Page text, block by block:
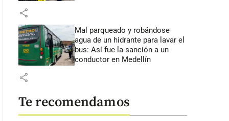
share
Mal parqueado y robándose
agua de un hidrante para lavar el
bus: Así fue la sanción a un
conductor en Medellín
share
Te recomendamos